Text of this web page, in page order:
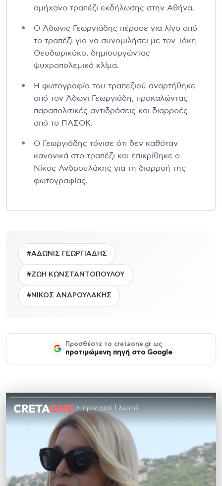
αμήχανο τραπέζι εκδήλωσης στην Αθήνα.
Ο Άδωνις Γεωργιάδης πέρασε για λίγο από
το τραπέζι για να συνομιλήσει με τον Τάκη
Θεοδωρικάκο, δημιουργώντας
ψυχροπολεμικό κλίμα.
Η φωτογραφία του τραπεζιού αναρτήθηκε
από τον Άδωνι Γεωργιάδη, προκαλώντας
παραπολιτικές αντιδράσεις και διαρροές
από το ΠΑΣΟΚ.
Ο Γεωργιάδης τόνισε ότι δεν καθόταν
κανονικά στο τραπέζι και επικρίθηκε ο
Νίκος Ανδρουλάκης για τη διαρροή της
φωτογραφίας.
#ΑΔΩΝΙΣ ΓΕΩΡΓΙΑΔΗΣ
#ΖΩΗ ΚΩΝΣΤΑΝΤΟΠΟΥΛΟΥ
#ΝΙΚΟΣ ΑΝΔΡΟΥΛΑΚΗΣ
Προσθέστε το cretaone.gr ως
προτιμώμενη πηγή στο Google
πριν από 1 λεπτό